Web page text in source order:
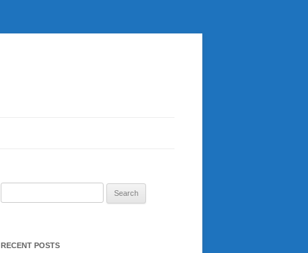
RECENT POSTS